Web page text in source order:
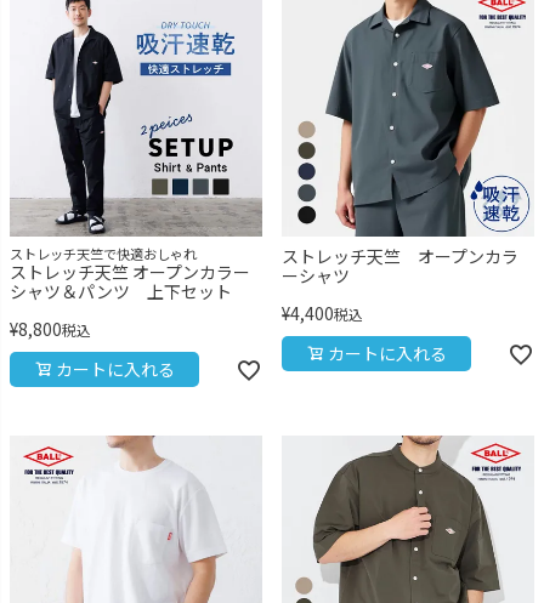
ストレッチ天竺で快適おしゃれ
ストレッチ天竺 オープンカラー
シャツ＆パンツ 上下セット
¥8,800税込
カートに入れる
ストレッチ天竺 オープンカラ
ーシャツ
¥4,400税込
カートに入れる